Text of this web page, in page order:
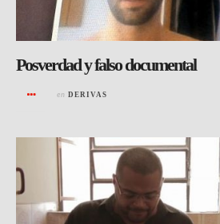
Posverdad y falso documental
en DERIVAS